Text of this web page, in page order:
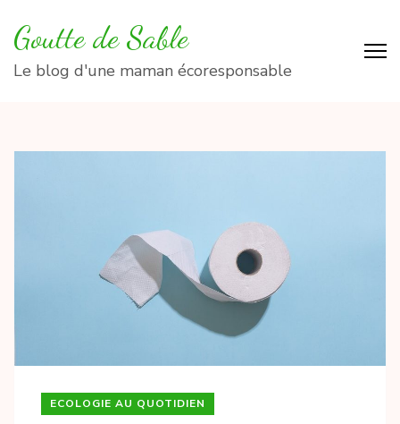
au
contenu
Goutte de Sable
Le blog d'une maman écoresponsable
ECOLOGIE AU QUOTIDIEN